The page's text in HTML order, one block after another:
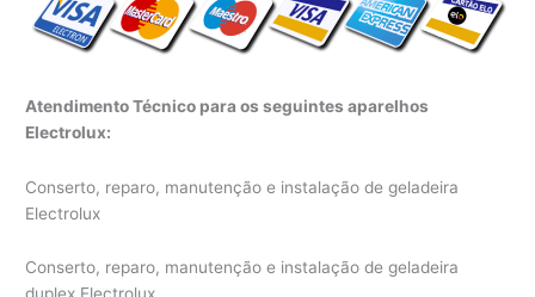
Atendimento Técnico para os seguintes aparelhos
Electrolux:
Conserto, reparo, manutenção e instalação de geladeira
Electrolux
Conserto, reparo, manutenção e instalação de geladeira